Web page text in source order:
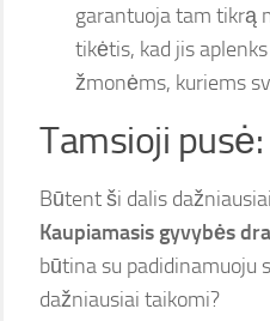
garantuoja tam tikrą
tikėtis, kad jis
žmonėms, kuriems
Tamsioji
Būtent ši dalis
Kaupiamasis gyvybės
būtina su padidinamuoju
dažniausiai taikomi?